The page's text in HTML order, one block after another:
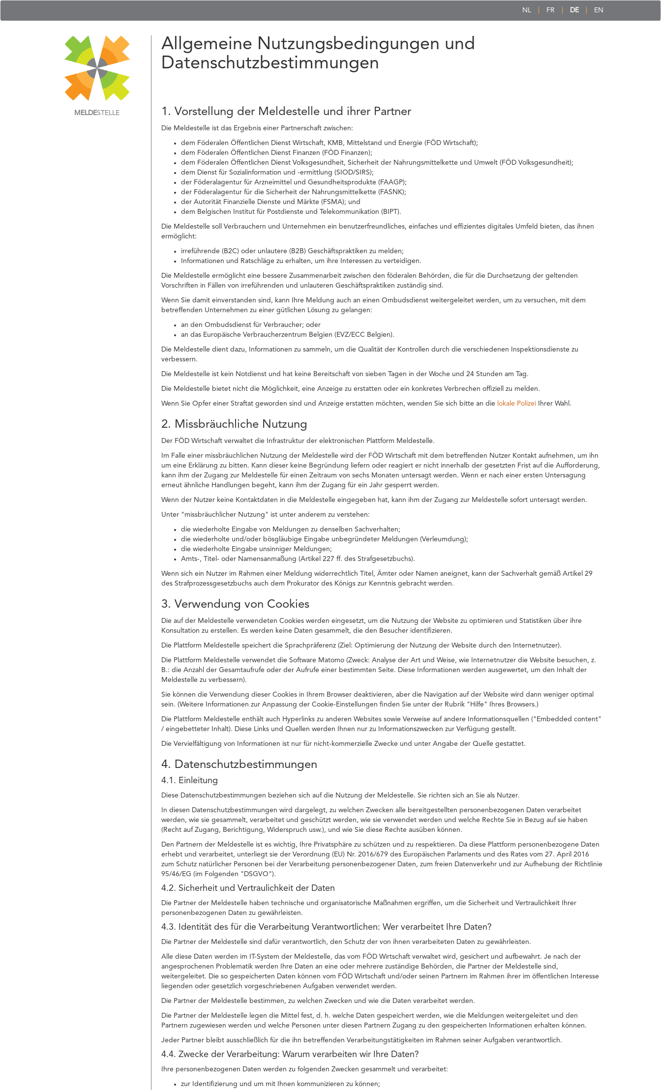
NL FR DE EN
MELDESTELLE
Allgemeine Nutzungsbedingungen und
Datenschutzbestimmungen
1. Vorstellung der Meldestelle und ihrer Partner
Die Meldestelle ist das Ergebnis einer Partnerschaft zwischen:
dem Föderalen Öffentlichen Dienst Wirtschaft, KMB, Mittelstand und Energie (FÖD Wirtschaft);
dem Föderalen Öffentlichen Dienst Finanzen (FÖD Finanzen);
dem Föderalen Öffentlichen Dienst Volksgesundheit, Sicherheit der Nahrungsmittelkette und Umwelt (FÖD Volksgesundheit);
dem Dienst für Sozialinformation und -ermittlung (SIOD/SIRS);
der Föderalagentur für Arzneimittel und Gesundheitsprodukte (FAAGP);
der Föderalagentur für die Sicherheit der Nahrungsmittelkette (FASNK);
der Autorität Finanzielle Dienste und Märkte (FSMA); und
dem Belgischen Institut für Postdienste und Telekommunikation (BIPT).
Die Meldestelle soll Verbrauchern und Unternehmen ein benutzerfreundliches, einfaches und effizientes digitales Umfeld bieten, das ihnen
ermöglicht:
irreführende (B2C) oder unlautere (B2B) Geschäftspraktiken zu melden;
Informationen und Ratschläge zu erhalten, um ihre Interessen zu verteidigen.
Die Meldestelle ermöglicht eine bessere Zusammenarbeit zwischen den föderalen Behörden, die für die Durchsetzung der geltenden
Vorschriften in Fällen von irreführenden und unlauteren Geschäftspraktiken zuständig sind.
Wenn Sie damit einverstanden sind, kann Ihre Meldung auch an einen Ombudsdienst weitergeleitet werden, um zu versuchen, mit dem
betreffenden Unternehmen zu einer gütlichen Lösung zu gelangen:
an den Ombudsdienst für Verbraucher; oder
an das Europäische Verbraucherzentrum Belgien (EVZ/ECC Belgien).
Die Meldestelle dient dazu, Informationen zu sammeln, um die Qualität der Kontrollen durch die verschiedenen Inspektionsdienste zu
verbessern.
Die Meldestelle ist kein Notdienst und hat keine Bereitschaft von sieben Tagen in der Woche und 24 Stunden am Tag.
Die Meldestelle bietet nicht die Möglichkeit, eine Anzeige zu erstatten oder ein konkretes Verbrechen offiziell zu melden.
Wenn Sie Opfer einer Straftat geworden sind und Anzeige erstatten möchten, wenden Sie sich bitte an die lokale Polizei Ihrer Wahl.
2. Missbräuchliche Nutzung
Der FÖD Wirtschaft verwaltet die Infrastruktur der elektronischen Plattform Meldestelle.
Im Falle einer missbräuchlichen Nutzung der Meldestelle wird der FÖD Wirtschaft mit dem betreffenden Nutzer Kontakt aufnehmen, um ihn
um eine Erklärung zu bitten. Kann dieser keine Begründung liefern oder reagiert er nicht innerhalb der gesetzten Frist auf die Aufforderung,
kann ihm der Zugang zur Meldestelle für einen Zeitraum von sechs Monaten untersagt werden. Wenn er nach einer ersten Untersagung
erneut ähnliche Handlungen begeht, kann ihm der Zugang für ein Jahr gesperrt werden.
Wenn der Nutzer keine Kontaktdaten in die Meldestelle eingegeben hat, kann ihm der Zugang zur Meldestelle sofort untersagt werden.
Unter "missbräuchlicher Nutzung" ist unter anderem zu verstehen:
die wiederholte Eingabe von Meldungen zu denselben Sachverhalten;
die wiederholte und/oder bösgläubige Eingabe unbegründeter Meldungen (Verleumdung);
die wiederholte Eingabe unsinniger Meldungen;
Amts-, Titel- oder Namensanmaßung (Artikel 227 ff. des Strafgesetzbuchs).
Wenn sich ein Nutzer im Rahmen einer Meldung widerrechtlich Titel, Ämter oder Namen aneignet, kann der Sachverhalt gemäß Artikel 29
des Strafprozessgesetzbuchs auch dem Prokurator des Königs zur Kenntnis gebracht werden.
3. Verwendung von Cookies
Die auf der Meldestelle verwendeten Cookies werden eingesetzt, um die Nutzung der Website zu optimieren und Statistiken über ihre
Konsultation zu erstellen. Es werden keine Daten gesammelt, die den Besucher identifizieren.
Die Plattform Meldestelle speichert die Sprachpräferenz (Ziel: Optimierung der Nutzung der Website durch den Internetnutzer).
Die Plattform Meldestelle verwendet die Software Matomo (Zweck: Analyse der Art und Weise, wie Internetnutzer die Website besuchen, z.
B.: die Anzahl der Gesamtaufrufe oder der Aufrufe einer bestimmten Seite. Diese Informationen werden ausgewertet, um den Inhalt der
Meldestelle zu verbessern).
Sie können die Verwendung dieser Cookies in Ihrem Browser deaktivieren, aber die Navigation auf der Website wird dann weniger optimal
sein. (Weitere Informationen zur Anpassung der Cookie-Einstellungen finden Sie unter der Rubrik "Hilfe" Ihres Browsers.)
Die Plattform Meldestelle enthält auch Hyperlinks zu anderen Websites sowie Verweise auf andere Informationsquellen ("Embedded content"
/ eingebetteter Inhalt). Diese Links und Quellen werden Ihnen nur zu Informationszwecken zur Verfügung gestellt.
Die Vervielfältigung von Informationen ist nur für nicht-kommerzielle Zwecke und unter Angabe der Quelle gestattet.
4. Datenschutzbestimmungen
4.1. Einleitung
Diese Datenschutzbestimmungen beziehen sich auf die Nutzung der Meldestelle. Sie richten sich an Sie als Nutzer.
In diesen Datenschutzbestimmungen wird dargelegt, zu welchen Zwecken alle bereitgestellten personenbezogenen Daten verarbeitet
werden, wie sie gesammelt, verarbeitet und geschützt werden, wie sie verwendet werden und welche Rechte Sie in Bezug auf sie haben
(Recht auf Zugang, Berichtigung, Widerspruch usw.), und wie Sie diese Rechte ausüben können.
Den Partnern der Meldestelle ist es wichtig, Ihre Privatsphäre zu schützen und zu respektieren. Da diese Plattform personenbezogene Daten
erhebt und verarbeitet, unterliegt sie der Verordnung (EU) Nr. 2016/679 des Europäischen Parlaments und des Rates vom 27. April 2016
zum Schutz natürlicher Personen bei der Verarbeitung personenbezogener Daten, zum freien Datenverkehr und zur Aufhebung der Richtlinie
95/46/EG (im Folgenden "DSGVO").
4.2. Sicherheit und Vertraulichkeit der Daten
Die Partner der Meldestelle haben technische und organisatorische Maßnahmen ergriffen, um die Sicherheit und Vertraulichkeit Ihrer
personenbezogenen Daten zu gewährleisten.
4.3. Identität des für die Verarbeitung Verantwortlichen: Wer verarbeitet Ihre Daten?
Die Partner der Meldestelle sind dafür verantwortlich, den Schutz der von ihnen verarbeiteten Daten zu gewährleisten.
Alle diese Daten werden im IT-System der Meldestelle, das vom FÖD Wirtschaft verwaltet wird, gesichert und aufbewahrt. Je nach der
angesprochenen Problematik werden Ihre Daten an eine oder mehrere zuständige Behörden, die Partner der Meldestelle sind,
weitergeleitet. Die so gespeicherten Daten können vom FÖD Wirtschaft und/oder seinen Partnern im Rahmen ihrer im öffentlichen Interesse
liegenden oder gesetzlich vorgeschriebenen Aufgaben verwendet werden.
Die Partner der Meldestelle bestimmen, zu welchen Zwecken und wie die Daten verarbeitet werden.
Die Partner der Meldestelle legen die Mittel fest, d. h. welche Daten gespeichert werden, wie die Meldungen weitergeleitet und den
Partnern zugewiesen werden und welche Personen unter diesen Partnern Zugang zu den gespeicherten Informationen erhalten können.
Jeder Partner bleibt ausschließlich für die ihn betreffenden Verarbeitungstätigkeiten im Rahmen seiner Aufgaben verantwortlich.
4.4. Zwecke der Verarbeitung: Warum verarbeiten wir Ihre Daten?
Ihre personenbezogenen Daten werden zu folgenden Zwecken gesammelt und verarbeitet:
zur Identifizierung und um mit Ihnen kommunizieren zu können;